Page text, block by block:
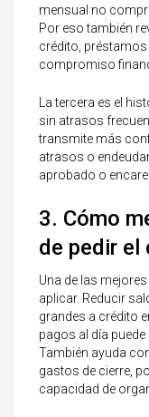
mensual no
Por eso también
crédito,
compromiso
La tercera es el
sin atrasos
transmite más
atrasos o
aprobado o
3. Cómo
de pedir el
Una de las
aplicar. Reducir
grandes a crédito
pagos al día
También ayuda
gastos de cierre,
capacidad de